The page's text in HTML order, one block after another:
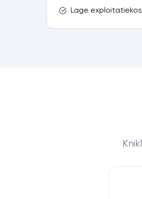
Lage